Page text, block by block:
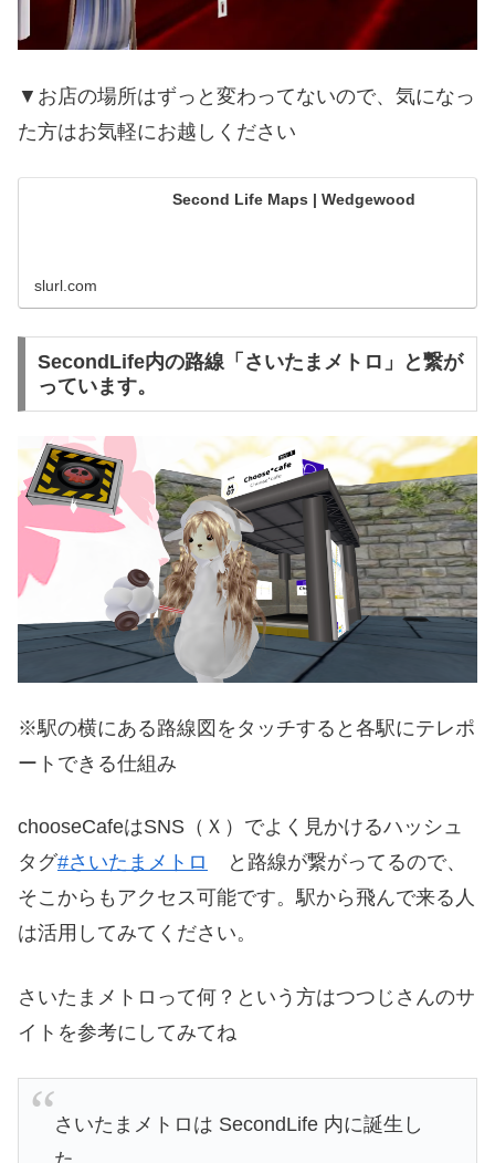
▼お店の場所はずっと変わってないので、気になっ
た方はお気軽にお越しください
Second Life Maps | Wedgewood
slurl.com
SecondLife内の路線「さいたまメトロ」と繋が
っています。
※駅の横にある路線図をタッチすると各駅にテレポ
ートできる仕組み
chooseCafeはSNS（Ｘ）でよく見かけるハッシュ
タグ#さいたまメトロ
と路線が繋がってるので、
そこからもアクセス可能です。駅から飛んで来る人
は活用してみてください。
さいたまメトロって何？という方はつつじさんのサ
イトを参考にしてみてね
さいたまメトロは SecondLife 内に誕生し